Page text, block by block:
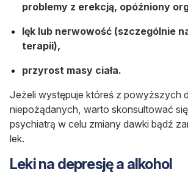
problemy z erekcją, opóźniony
lęk lub nerwowość (szczególnie
terapii),
przyrost masy ciała.
Jeżeli występuje któreś z powyższych
niepożądanych, warto skonsultować
psychiatrą w celu zmiany dawki bądź
lek.
Leki na depresję a alkohol